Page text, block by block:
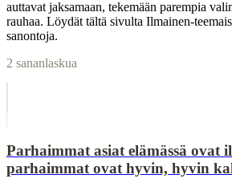
auttavat jaksamaan, tekemään parempia
rauhaa. Löydät tältä sivulta Ilmainen-
sanontoja.
2 sananlaskua
Parhaimmat asiat elämässä ovat
parhaimmat ovat hyvin, hyvin